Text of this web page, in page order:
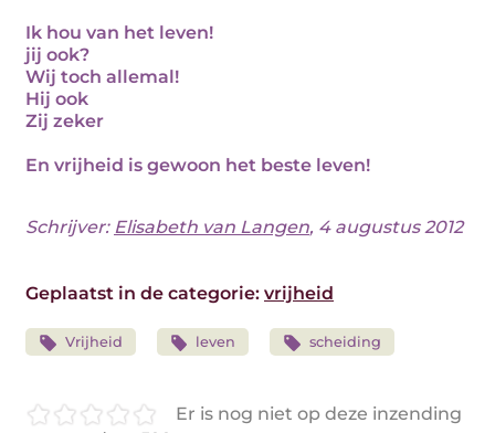
Ik hou van het leven!
jij ook?
Wij toch allemal!
Hij ook
Zij zeker
En vrijheid is gewoon het beste leven!
Schrijver: Elisabeth van Langen, 4 augustus 2012
Geplaatst in de categorie: vrijheid
Vrijheid leven scheiding
Er is nog niet op deze inzending